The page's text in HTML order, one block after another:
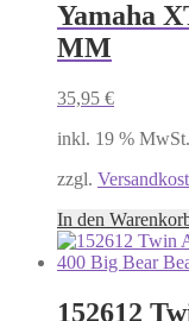
Yamaha
MM
35,95 €
inkl. 19 % MwSt.
zzgl.
In den
152612